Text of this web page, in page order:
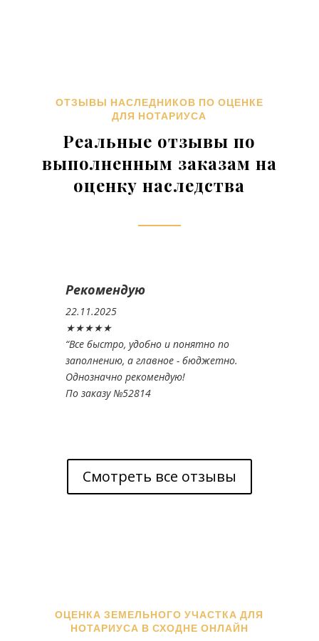
ОТЗЫВЫ НАСЛЕДНИКОВ ПО ОЦЕНКЕ
ДЛЯ НОТАРИУСА
Реальные отзывы по
выполненным заказам на
оценку наследства
Рекомендую
22.11.2025
★★★★★
“Все быстро, удобно и понятно по
заполнению, а главное - бюджетно.
Однозначно рекомендую!
По заказу №52814
Смотреть все отзывы
ОЦЕНКА ЗЕМЕЛЬНОГО УЧАСТКА ДЛЯ
НОТАРИУСА В СХОДНЕ ОНЛАЙН